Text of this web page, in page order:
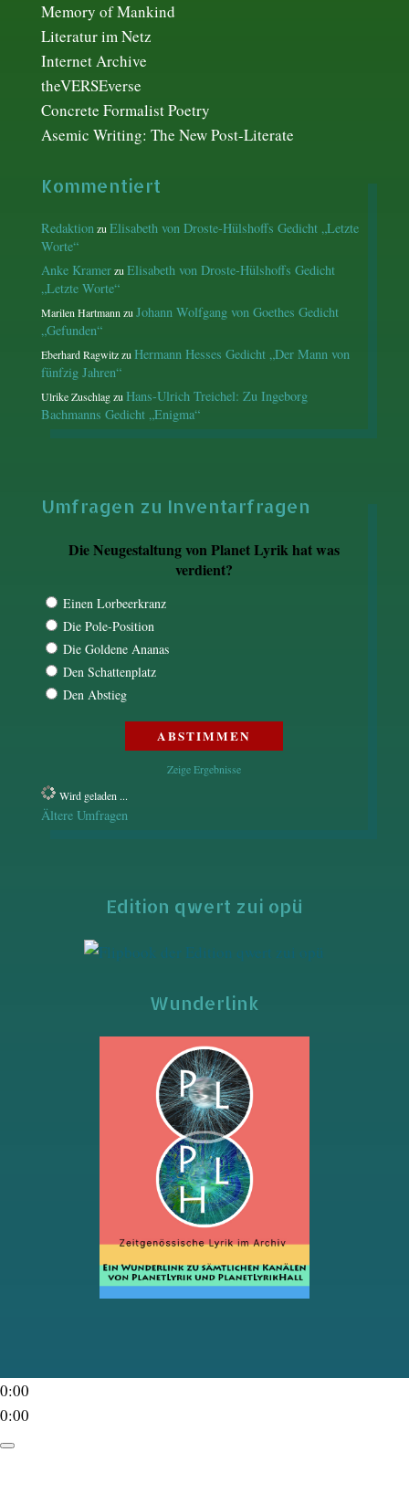
Memory of Mankind
Literatur im Netz
Internet Archive
theVERSEverse
Concrete Formalist Poetry
Asemic Writing: The New Post-Literate
Kommentiert
RedaktionzuElisabeth von Droste-Hülshoffs Gedicht „Letzte
Worte“
Anke KramerzuElisabeth von Droste-Hülshoffs Gedicht
„Letzte Worte“
Marilen HartmannzuJohann Wolfgang von Goethes Gedicht
„Gefunden“
Eberhard RagwitzzuHermann Hesses Gedicht „Der Mann von
fünfzig Jahren“
Ulrike ZuschlagzuHans-Ulrich Treichel: Zu Ingeborg
Bachmanns Gedicht „Enigma“
Umfragen zu Inventarfragen
Die Neugestaltung von Planet Lyrik hat was
verdient?
Einen Lorbeerkranz
Die Pole-Position
Die Goldene Ananas
Den Schattenplatz
Den Abstieg
Zeige Ergebnisse
Wird geladen ...
Ältere Umfragen
Edition qwert zui opü
Wunderlink
0:00
0:00